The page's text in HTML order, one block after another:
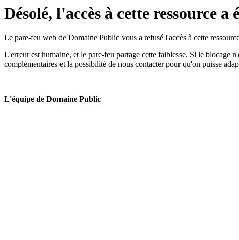
Désolé, l'accès à cette ressource a
Le pare-feu web de Domaine Public vous a refusé l'accès à cette
L'erreur est humaine, et le pare-feu partage cette faiblesse. Si le blocage
complémentaires et la possibilité de nous contacter pour qu'on puisse
L'équipe de Domaine Public